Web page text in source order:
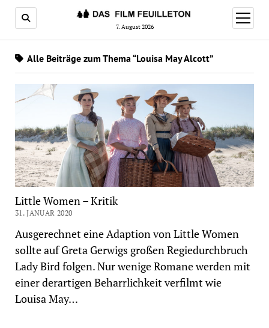
7. August 2026
Menü
öffnen
Alle Beiträge zum Thema “Louisa May Alcott”
Little Women – Kritik
31. JANUAR 2020
Ausgerechnet eine Adaption von Little Women
sollte auf Greta Gerwigs großen Regiedurchbruch
Lady Bird folgen. Nur wenige Romane werden mit
einer derartigen Beharrlichkeit verfilmt wie
Louisa May…